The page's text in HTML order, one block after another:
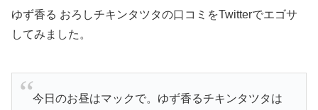
ゆず香る おろしチキンタツタの口コミをTwitterでエゴサ
してみました。
今日のお昼はマックで。ゆず香るチキンタツタは